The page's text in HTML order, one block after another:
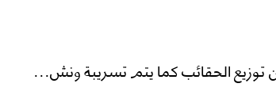
توزيع الحقائب كما يتم تسريبة ونش...